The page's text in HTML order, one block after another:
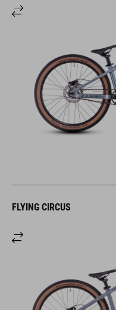
FLYING CIRCUS